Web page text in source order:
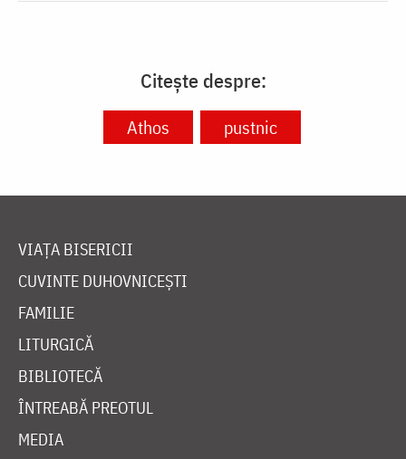
Citește despre:
Athos pustnic
VIAȚA BISERICII
CUVINTE DUHOVNICEȘTI
FAMILIE
LITURGICĂ
BIBLIOTECĂ
ÎNTREABĂ PREOTUL
MEDIA